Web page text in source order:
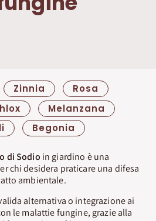
Zinnia
Rosa
Melanzana
Begonia
di Sodio in giardino è una
chi desidera praticare una difesa
ambientale.
alternativa o integrazione ai
le malattie fungine, grazie alla